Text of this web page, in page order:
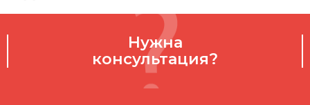
Нужна
консультация?